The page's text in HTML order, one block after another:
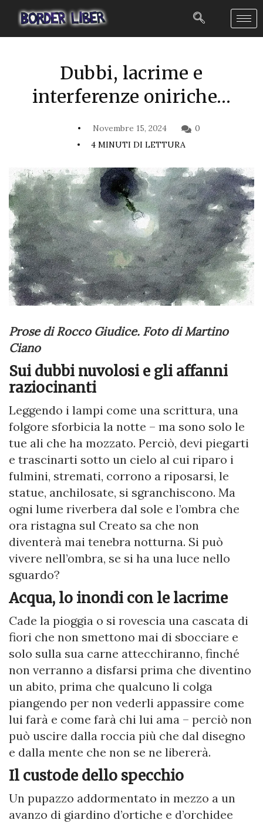
Dubbi, lacrime e
interferenze oniriche…
Novembre 15, 2024
0
4 MINUTI DI LETTURA
Prose di Rocco Giudice. Foto di Martino
Ciano
Sui dubbi nuvolosi e gli affanni
raziocinanti
Leggendo i lampi come una scrittura, una
folgore sforbicia la notte – ma sono solo le
tue ali che ha mozzato. Perciò, devi piegarti
e trascinarti sotto un cielo al cui riparo i
fulmini, stremati, corrono a riposarsi, le
statue, anchilosate, si sgranchiscono. Ma
ogni lume riverbera dal sole e l’ombra che
ora ristagna sul Creato sa che non
diventerà mai tenebra notturna. Si può
vivere nell’ombra, se si ha una luce nello
sguardo?
Acqua, lo inondi con le lacrime
Cade la pioggia o si rovescia una cascata di
fiori che non smettono mai di sbocciare e
solo sulla sua carne attecchiranno, finché
non verranno a disfarsi prima che diventino
un abito, prima che qualcuno li colga
piangendo per non vederli appassire come
lui farà e come farà chi lui ama – perciò non
può uscire dalla roccia più che dal disegno
e dalla mente che non se ne libererà.
Il custode dello specchio
Un pupazzo addormentato in mezzo a un
avanzo di giardino d’ortiche e d’orchidee